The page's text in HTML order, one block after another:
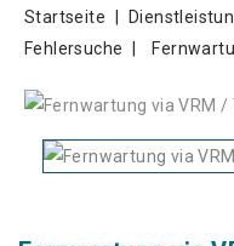
Startseite
Fehlersuche